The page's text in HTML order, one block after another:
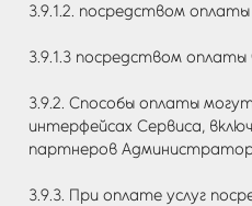
3.9.1.2. посредством оплаты
3.9.1.3 посредством оплаты
3.9.2. Способы оплаты
интерфейсах Сервиса,
партнеров
3.9.3. При оплате услуг